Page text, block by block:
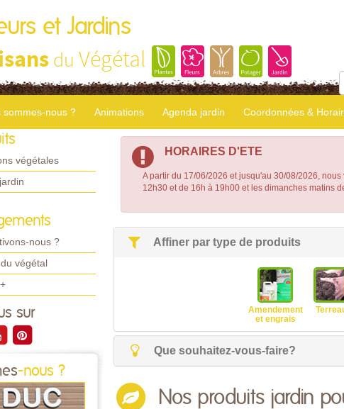
et Jardins
du Végétal
sommes-nous ? Animations Agenda jardin Coordonnées &
végétales
nous ?
végétal
sur
-nous ?
HORAIRES D'ETE
A partir du 17/06/2026 et jusqu'au 30/08/2026,
12h30 et de 16h à 19h00 et les dimanches matins
Affiner par type de produits
Amendement
et engrais
Que souhaitez-vous-faire?
Nos produits jardin